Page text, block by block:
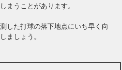
まうことがあります。
した打球の落下地点にいち早く向
ましょう。